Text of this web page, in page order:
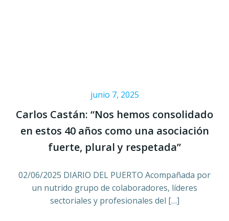
junio 7, 2025
Carlos Castán: “Nos hemos consolidado
en estos 40 años como una asociación
fuerte, plural y respetada”
02/06/2025 DIARIO DEL PUERTO Acompañada por
un nutrido grupo de colaboradores, líderes
sectoriales y profesionales del […]